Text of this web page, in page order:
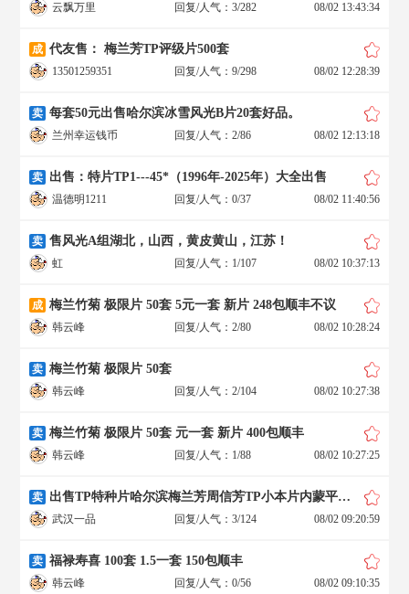
云飘万里 回复/人气：3/282 08/02 13:43:34
成 代友售： 梅兰芳TP评级片500套
13501259351 回复/人气：9/298 08/02 12:28:39
卖 每套50元出售哈尔滨冰雪风光B片20套好品。
兰州幸运钱币 回复/人气：2/86 08/02 12:13:18
卖 出售：特片TP1---45*（1996年-2025年）大全出售
温德明1211 回复/人气：0/37 08/02 11:40:56
卖 售风光A组湖北，山西，黄皮黄山，江苏！
虹 回复/人气：1/107 08/02 10:37:13
成 梅兰竹菊 极限片 50套 5元一套 新片 248包顺丰不议
韩云峰 回复/人气：2/80 08/02 10:28:24
卖 梅兰竹菊 极限片 50套
韩云峰 回复/人气：2/104 08/02 10:27:38
卖 梅兰竹菊 极限片 50套 元一套 新片 400包顺丰
韩云峰 回复/人气：1/88 08/02 10:27:25
卖 出售TP特种片哈尔滨梅兰芳周信芳TP小本片内蒙平遥开平王家大院
武汉一品 回复/人气：3/124 08/02 09:20:59
卖 福禄寿喜 100套 1.5一套 150包顺丰
韩云峰 回复/人气：0/56 08/02 09:10:35